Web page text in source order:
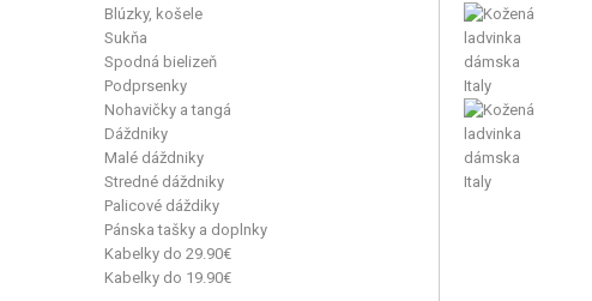
Blúzky, košele
Sukňa
Spodná bielizeň
Podprsenky
Nohavičky a tangá
Dáždniky
Malé dáždniky
Stredné dáždniky
Palicové dáždiky
Pánska tašky a doplnky
Kabelky do 29.90€
Kabelky do 19.90€